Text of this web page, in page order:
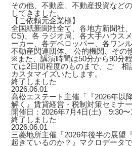
その他、不動産、不動産投資など
してきました。
【ご依頼元企業様】
全国紙新聞社全て、各地方新聞社
CS)、各 ラジオ局、各大手ハウス
ーカー、各デベロッパー、各ワン
不動産関連団体、 公的機関、その
※また、講演時間は50分から90分
ては2日間程度のものまで、ご゙相
カスタマイズいたします。
終了しました
2026.06.01
高松エステート主催「『2026年以
解く』賃貸経営・税制対策セミナ
開催日：2026年7月4日(土) 9:30〜
終了しました
2026.06.01
三菱地所主催「2026年後半の展望
起きているのか？』マクロデータ